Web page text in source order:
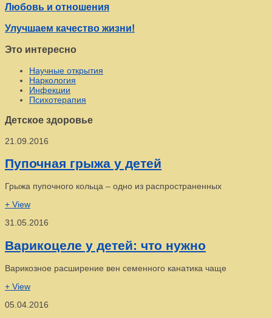
Любовь и отношения
Улучшаем качество жизни!
Это интересно
Научные открытия
Наркология
Инфекции
Психотерапия
Детское здоровье
21.09.2016
Пупочная грыжа у детей
Грыжа пупочного кольца – одно из распространенных
+ View
31.05.2016
Варикоцеле у детей: что нужно
Варикозное расширение вен семенного канатика чаще
+ View
05.04.2016